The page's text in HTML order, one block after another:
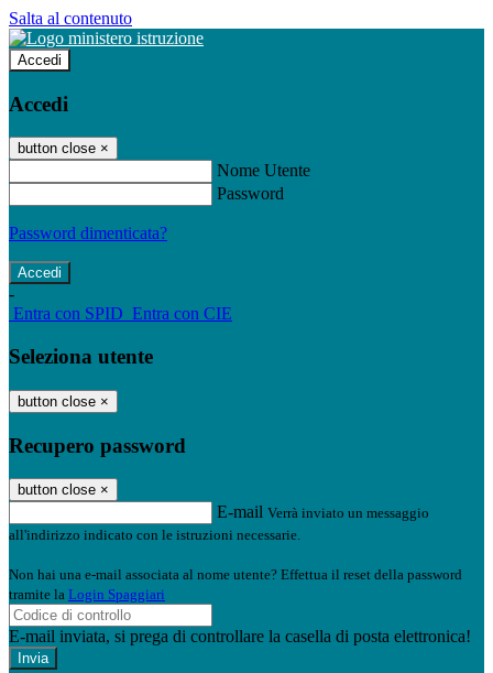
Salta al contenuto
Accedi
Accedi
button close ×
Nome Utente
Password
Password dimenticata?
-
Entra con SPID Entra con CIE
Seleziona utente
button close ×
Recupero password
button close ×
E-mail Verrà inviato un messaggio
all'indirizzo indicato con le istruzioni necessarie.
Non hai una e-mail associata al nome utente? Effettua il reset della password
tramite la Login Spaggiari
E-mail inviata, si prega di controllare la casella di posta elettronica!